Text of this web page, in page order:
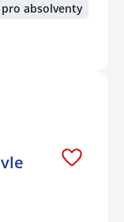
absolventy